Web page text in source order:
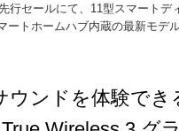
行セールにて、11型スマートデ
ートホームハブ内蔵の最新モデ
ウンドを体験で